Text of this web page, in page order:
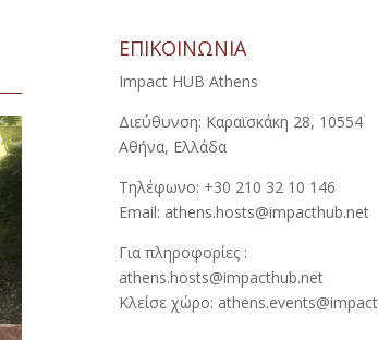
ΕΠΙΚΟΙΝΩΝΙΑ
Impact HUB Athens
Διεύθυνση: Καραϊσκάκη 28, 10554
Αθήνα, Ελλάδα
Τηλέφωνο: +30 210 32 10 146
Email: athens.hosts@impacthub.net
Για πληροφορίες :
athens.hosts@impacthub.net
Κλείσε χώρο: